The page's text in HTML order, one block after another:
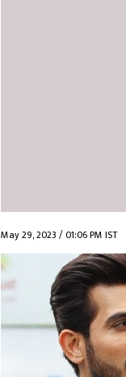
May 29, 2023 / 01:06 PM IST